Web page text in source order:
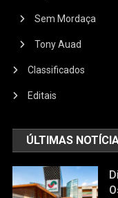
Sem Mordaça
Tony Auad
Classificados
Editais
ÚLTIMAS